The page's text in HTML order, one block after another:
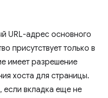
URL-адрес основного
присутствует только в
имеет разрешение
хоста для страницы.
если вкладка еще не